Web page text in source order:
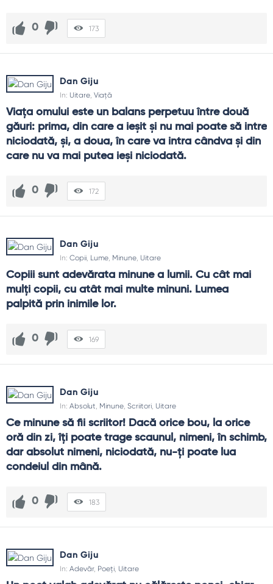
0 173
Dan Giju
In: Uitare, Viață
Viața omului este un balans perpetuu între două
găuri: prima, din care a ieșit și nu mai poate să intre
niciodată, și, a doua, în care va intra cândva și din
care nu va mai putea ieși niciodată.
0 172
Dan Giju
In: Copii, Lume, Minune, Uitare
Copiii sunt adevărata minune a lumii. Cu cât mai
mulți copii, cu atât mai multe minuni. Lumea
palpită prin inimile lor.
0 169
Dan Giju
In: Absolut, Minune, Scriitori, Uitare
Ce minune să fii scriitor! Dacă orice bou, la orice
oră din zi, îți poate trage scaunul, nimeni, în schimb,
dar absolut nimeni, niciodată, nu-ți poate lua
condeiul din mână.
0 183
Dan Giju
In: Adevăr, Poeți, Uitare